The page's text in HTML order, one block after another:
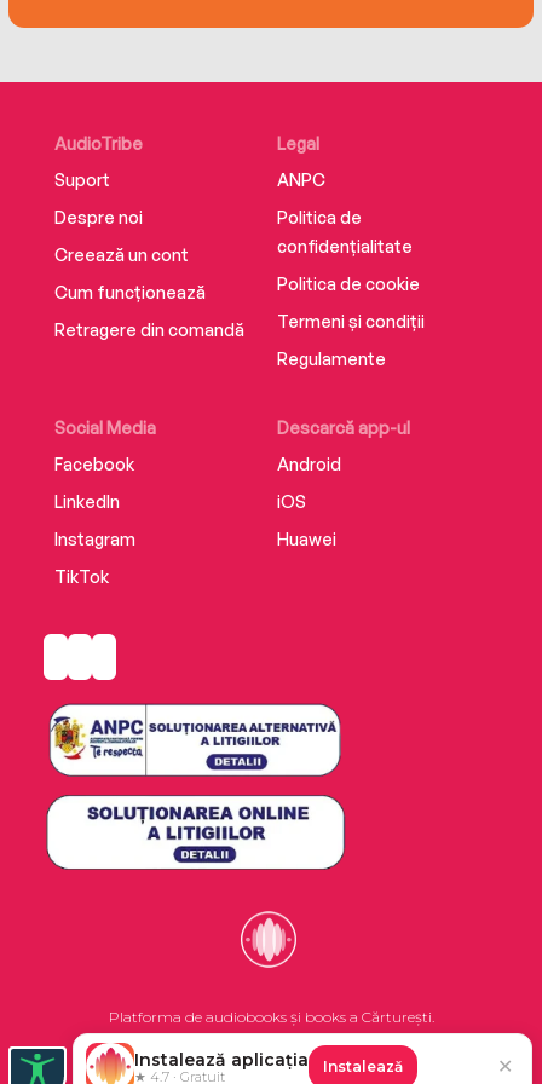
you’re not getting out.
AudioTribe
Suport
Despre noi
Creează un cont
Cum funcționează
Retragere din comandă
Social Media
Facebook
LinkedIn
Instagram
TikTok
Descarcă app-ul
Android
iOS
Huawei
Legal
ANPC
Politica de
confidențialitate
Politica de cookie
Termeni și condiții
Regulamente
Platforma de audiobooks și books a Cărturești.
©2026 Nemo EPG SRL. Toate drepturile rezervate.
Instalează aplicația
★ 4.7 · Gratuit
Instalează ✕